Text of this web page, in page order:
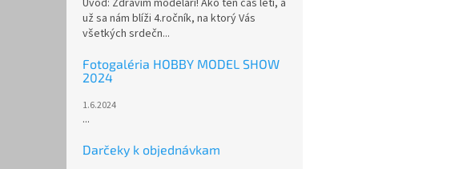
už sa nám blíži 4.ročník, na ktorý Vás
všetkých srdečn...
Fotogaléria HOBBY MODEL SHOW
2024
1.6.2024
...
Darčeky k objednávkam